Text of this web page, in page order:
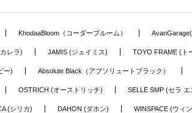
KhodaaBloom（コーダーブルーム）
レラ) JAMIS (ジェイミス) TOYO FRAME (ト
ー) Absolute Black（アブソリュートブラック）
OSTRICH (オーストリッチ) SELLE SMP (セラ
(シリカ) DAHON (ダホン) WINSPACE (ウィ